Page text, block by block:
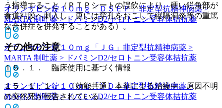
オランザピン錠１０ｍｇ「ＤＳＥＰ」非定型抗精神病薬 >
MARTA 制吐薬 > ドパミンD2/セロトニン受容体拮抗薬
オランザピン錠１０ｍｇ「ＪＧ」 非定型抗精神病薬 >
MARTA 制吐薬 > ドパミンD2/セロトニン受容体拮抗薬
オランザピン錠１０ｍｇ「ＹＤ」非定型抗精神病薬 >
MARTA 制吐薬 > ドパミンD2/セロトニン受容体拮抗薬
う指導すること（ＰＴＰシートの誤飲により、硬い鋭角部が
食道粘膜へ刺入し、更には穿孔をおこして縦隔洞炎等の重篤
な合併症を併発することがある）。
その他の注意
１５．１． 臨床使用に基づく情報
１５．１．１． 〈効能共通〉本剤による治療中、原因不明
の突然死が報告されている。